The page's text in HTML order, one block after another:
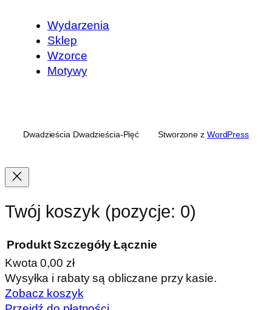
Wydarzenia
Sklep
Wzorce
Motywy
Dwadzieścia Dwadzieścia-Pięć Stworzone z WordPress
Twój koszyk (pozycje: 0)
Produkty
w
Produkt Szczegóły Łącznie
Kwota0,00 zł
Wysyłka i rabaty są obliczane przy kasie.
Zobacz koszyk